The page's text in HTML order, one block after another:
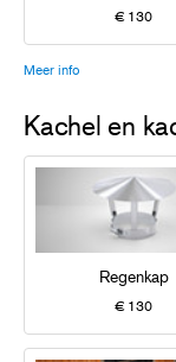
€ 130
Meer info
Kachel en
Regenkap
€ 130